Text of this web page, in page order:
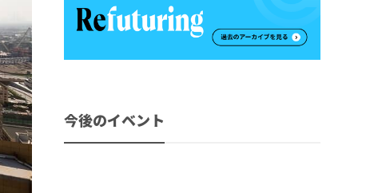
今後のイベント